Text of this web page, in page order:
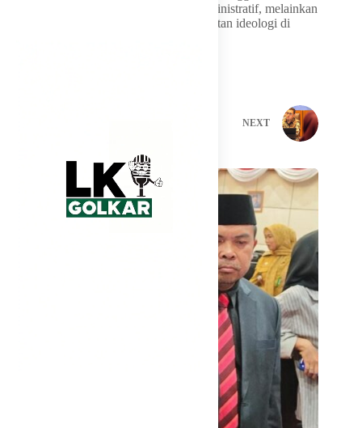
depan tidak hanya habis untuk urusan administratif, melainkan
benar-benar menyentuh kebutuhan penguatan ideologi di
NEXT